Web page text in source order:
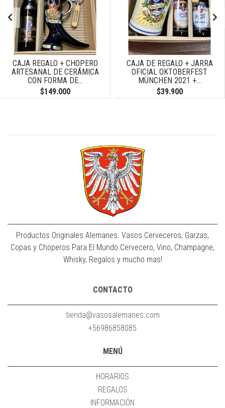
CAJA REGALO + CHOPERO
ARTESANAL DE CERÁMICA
CON FORMA DE...
$149.000
CAJA DE REGALO + JARRA
OFICIAL OKTOBERFEST
MÜNCHEN 2021 +...
$39.900
Productos Originales Alemanes. Vasos Cerveceros, Garzas,
Copas y Choperos Para El Mundo Cervecero, Vino, Champagne,
Whisky, Regalos y mucho mas!
CONTACTO
tienda@vasosalemanes.com
+56986858085
MENÚ
HORARIOS
REGALOS
INFORMACIÓN